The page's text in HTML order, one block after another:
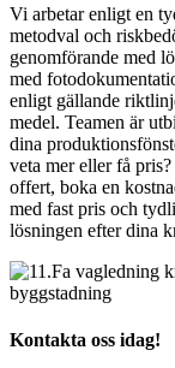
Vi arbetar enligt en
metodval och
genomförande med
med
enligt gällande
medel. Teamen är
dina
veta mer eller få
offert, boka en
med fast pris och
lösningen efter dina
Kontakta oss idag!